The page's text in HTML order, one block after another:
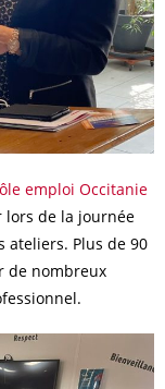
emploi Occitanie
de la journée
ateliers. Plus de 90
de nombreux